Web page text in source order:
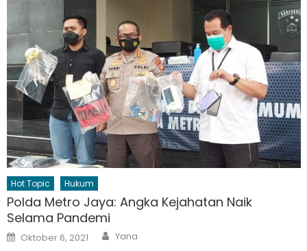
Hot Topic Hukum
Polda Metro Jaya: Angka Kejahatan Naik
Selama Pandemi
Posted
on
Oktober 6, 2021 Author
Yana